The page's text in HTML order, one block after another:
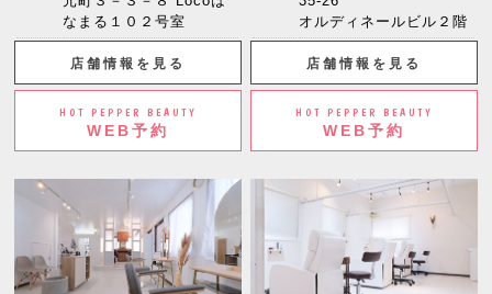
なまる１０２号室
店舗情報を見る
HOT PEPPER BEAUTY
WEB予約
オルディネールビル２階
店舗情報を見る
HOT PEPPER BEAUTY
WEB予約